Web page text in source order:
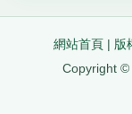
網站首頁 | 版
Copyright ©